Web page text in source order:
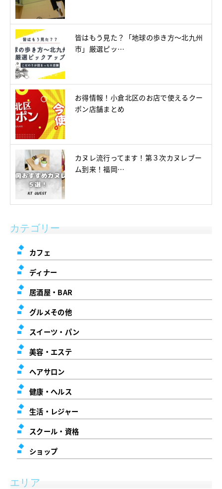
皆はもう見た？「地球の歩き方～北九州
市」厳選ピッ…
お得情報！小倉北区のお店で使えるクー
ポン店舗まとめ
カヌレ流行ってます！第３次カヌレブー
ム到来！福岡…
カテゴリー
カフェ
ディナー
居酒屋・BAR
グルメその他
スイーツ・パン
美容・エステ
ヘアサロン
健康・ヘルス
生活・レジャー
スクール・資格
ショップ
エリア